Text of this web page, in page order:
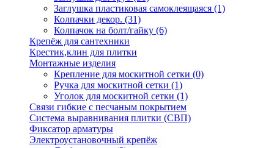
Заглушка пластиковая самоклеящаяся (1)
Колпачки декор. (31)
Колпачок на болт/гайку (6)
Крепёж для сантехники
Крестик,клин для плитки
Монтажные изделия
Крепление для москитной сетки (0)
Ручка для москитной сетки (1)
Уголок для москитной сетки (1)
Связи гибкие с песчаным покрытием
Система выравнивания плитки (СВП)
Фиксатор арматуры
Электроустановочный крепёж